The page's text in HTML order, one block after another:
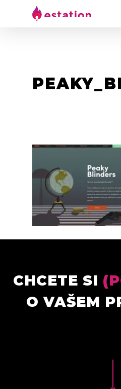
CHCETE SI
O VAŠEM